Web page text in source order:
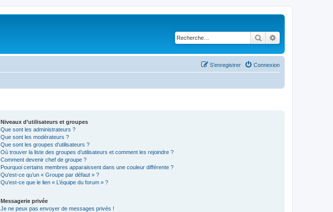
Rechercher
Connexion
S’enregistrer
Niveaux d’utilisateurs et groupes
Que sont les administrateurs ?
Que sont les modérateurs ?
Que sont les groupes d’utilisateurs ?
Où trouver la liste des groupes d’utilisateurs et comment les rejoindre ?
Comment devenir chef de groupe ?
Pourquoi certains membres apparaissent dans une couleur différente ?
Qu’est-ce qu’un « Groupe par défaut » ?
Qu’est-ce que le lien « L’équipe du forum » ?
Messagerie privée
Je ne peux pas envoyer de messages privés !